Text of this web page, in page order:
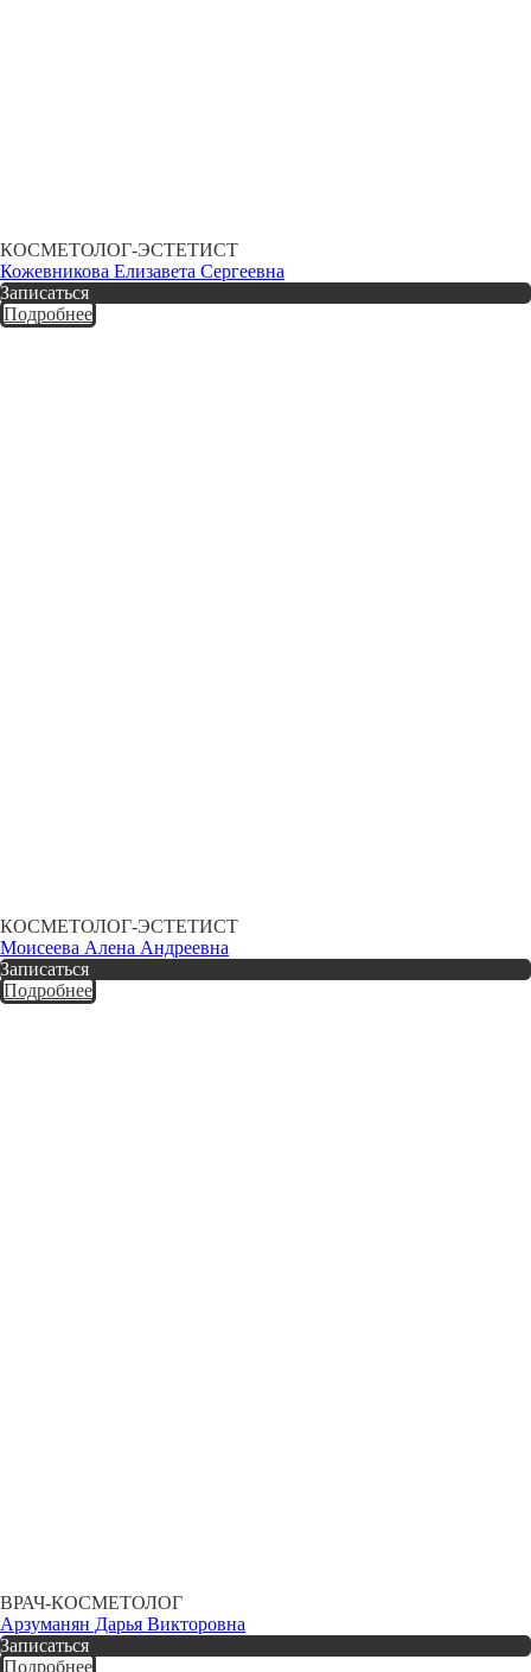
КОСМЕТОЛОГ-ЭСТЕТИСТ
Кожевникова Елизавета Сергеевна
Записаться
Подробнее
КОСМЕТОЛОГ-ЭСТЕТИСТ
Моисеева Алена Андреевна
Записаться
Подробнее
ВРАЧ-КОСМЕТОЛОГ
Арзуманян Дарья Викторовна
Записаться
Подробнее